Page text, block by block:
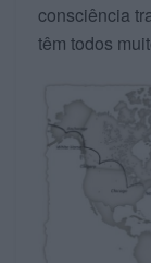
consciência
têm todos